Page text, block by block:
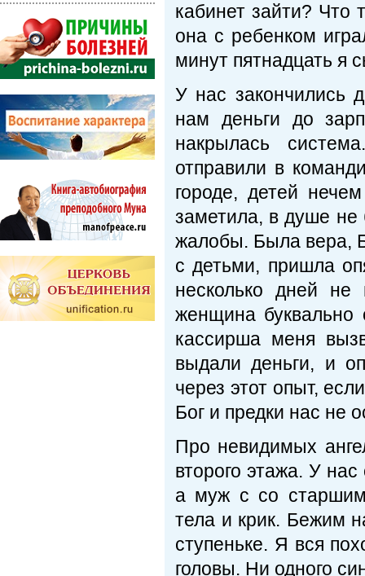
кабинет зайти? Что
она с ребенком
минут пятнадцать я
У нас закончились
нам деньги до
накрылась
отправили в
городе, детей
заметила, в душе не
жалобы. Была вера,
с детьми, пришла
несколько дней
женщина буквально
кассирша меня
выдали деньги, и
через этот опыт,
Бог и предки нас не
Про невидимых
второго этажа. У
а муж с со
тела и крик. Бежим
ступеньке. Я вся
головы. Ни одного